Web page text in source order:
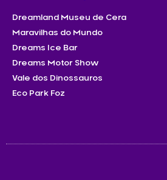
Dreamland Museu de Cera
Maravilhas do Mundo
Dreams Ice Bar
Dreams Motor Show
Vale dos Dinossauros
Eco Park Foz